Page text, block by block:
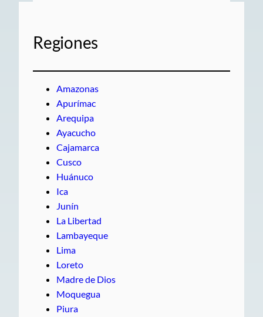
Regiones
Amazonas
Apurímac
Arequipa
Ayacucho
Cajamarca
Cusco
Huánuco
Ica
Junín
La Libertad
Lambayeque
Lima
Loreto
Madre de Dios
Moquegua
Piura